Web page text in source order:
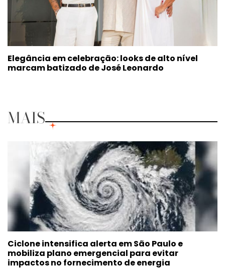
Elegância em celebração: looks de alto nível
marcam batizado de José Leonardo
MAIS
Ciclone intensifica alerta em São Paulo e
mobiliza plano emergencial para evitar
impactos no fornecimento de energia